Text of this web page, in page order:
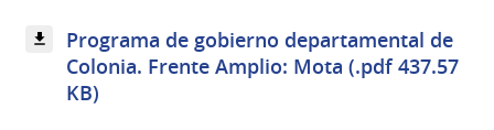
Programa de gobierno departamental de
Colonia. Frente Amplio: Mota (.pdf 437.57
KB)